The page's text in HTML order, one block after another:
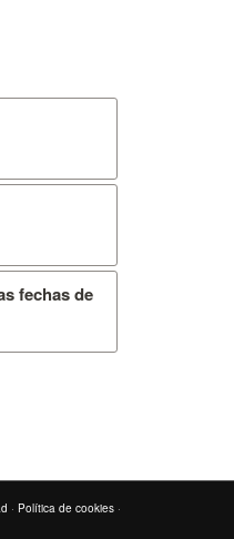
fechas de
· Política de cookies·